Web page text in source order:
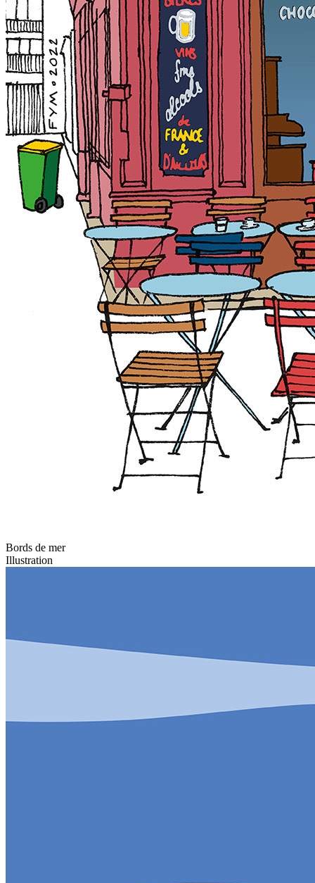
Bords de mer
Illustration